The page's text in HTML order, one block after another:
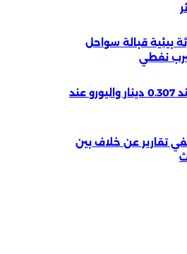
بيئية قبالة سواحل
نفطي
الدولار يستقر عند 0.307 دينار واليورو عند
تقارير عن خلاف بين